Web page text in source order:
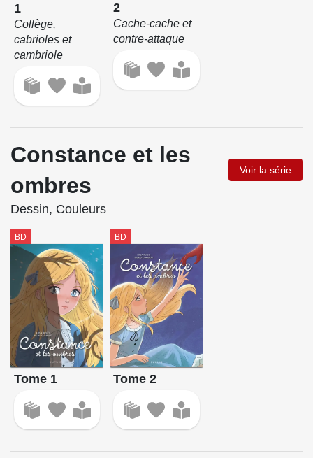
1
Collège,
cabrioles et
cambriole
2
Cache-cache et
contre-attaque
Constance et les
ombres
Voir la série
Dessin, Couleurs
BD
Tome 1
BD
Tome 2